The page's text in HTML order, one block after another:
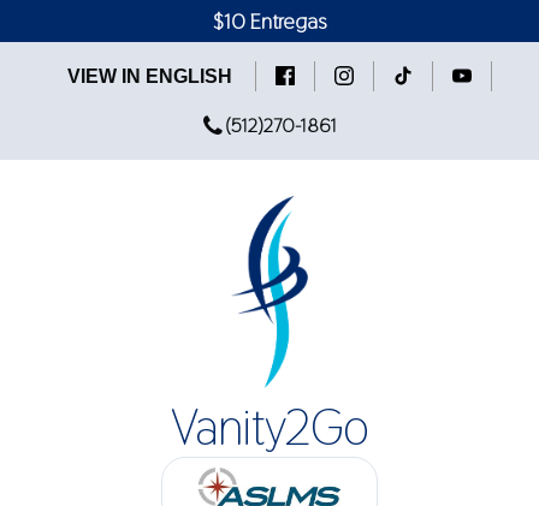
$10 Entregas
VIEW IN ENGLISH
(512)270-1861
Vanity2Go